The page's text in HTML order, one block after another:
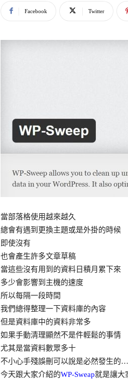
Facebook Twitter
當部落格使用越來越久
總會有遇到更換主題或是外掛的時候
即使沒有
也會產生許多文章草稿
當這些沒有用到的資料日積月累下來
多少會影響到主機的速度
所以每隔一段時間
我們總得整理一下資料庫的內容
但是資料庫中的資料非常多
如果手動清理顯然不是件輕鬆的事情
尤其是當資料數眾多十
不小心手殘誤刪可以說是必然發生的…
今天跟大家介紹的WP-Sweap就是讓大